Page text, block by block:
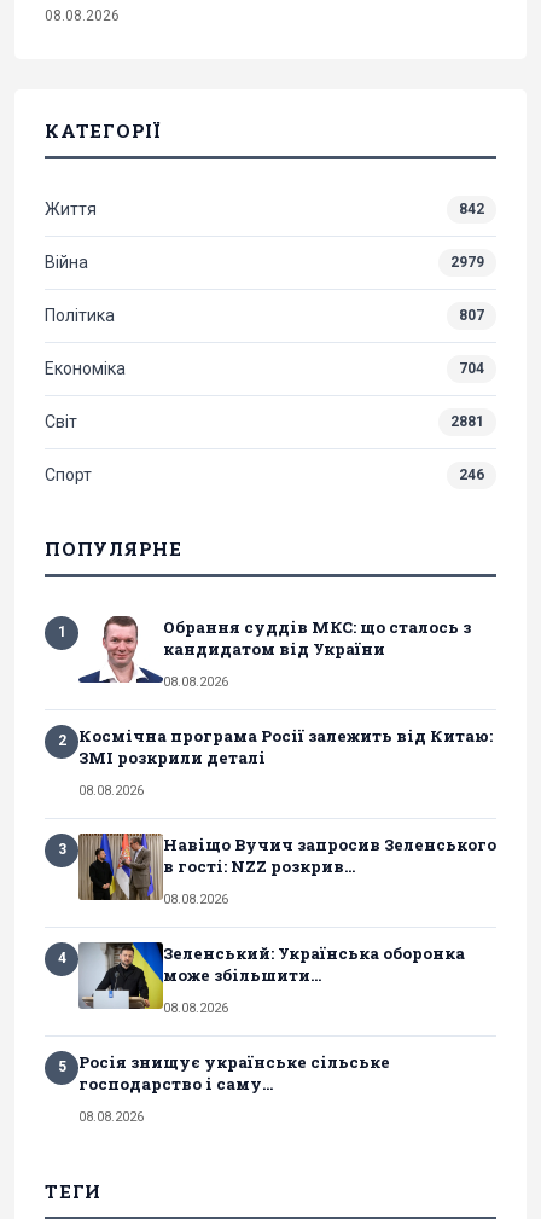
08.08.2026
КАТЕГОРІЇ
Життя 842
Війна 2979
Політика 807
Економіка 704
Світ 2881
Спорт 246
ПОПУЛЯРНЕ
1
Обрання суддів МКС: що сталось з
кандидатом від України
08.08.2026
2
Космічна програма Росії залежить від Китаю:
ЗМІ розкрили деталі
08.08.2026
3
Навіщо Вучич запросив Зеленського
в гості: NZZ розкрив...
08.08.2026
4
Зеленський: Українська оборонка
може збільшити...
08.08.2026
5
Росія знищує українське сільське
господарство і саму...
08.08.2026
ТЕГИ